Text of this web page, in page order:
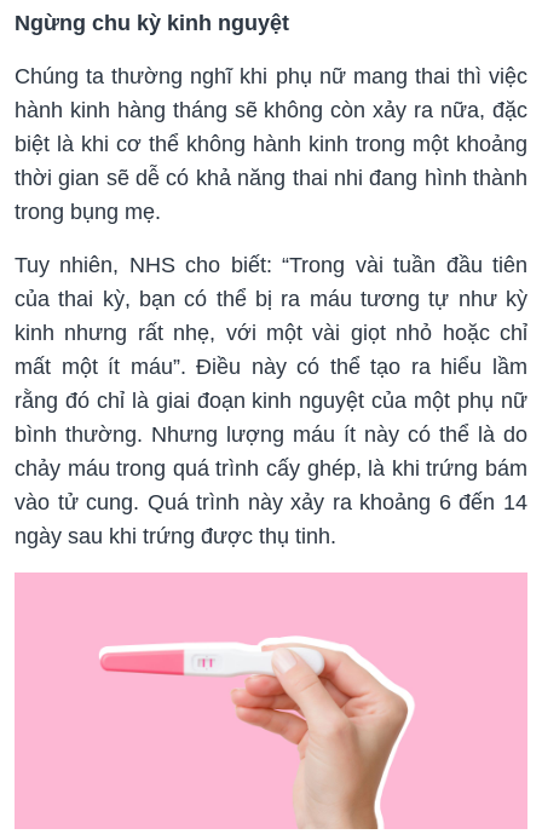
Ngừng chu kỳ kinh nguyệt
Chúng ta thường nghĩ khi phụ nữ mang thai thì việc
hành kinh hàng tháng sẽ không còn xảy ra nữa, đặc
biệt là khi cơ thể không hành kinh trong một khoảng
thời gian sẽ dễ có khả năng thai nhi đang hình thành
trong bụng mẹ.
Tuy nhiên, NHS cho biết: “Trong vài tuần đầu tiên
của thai kỳ, bạn có thể bị ra máu tương tự như kỳ
kinh nhưng rất nhẹ, với một vài giọt nhỏ hoặc chỉ
mất một ít máu”. Điều này có thể tạo ra hiểu lầm
rằng đó chỉ là giai đoạn kinh nguyệt của một phụ nữ
bình thường. Nhưng lượng máu ít này có thể là do
chảy máu trong quá trình cấy ghép, là khi trứng bám
vào tử cung. Quá trình này xảy ra khoảng 6 đến 14
ngày sau khi trứng được thụ tinh.